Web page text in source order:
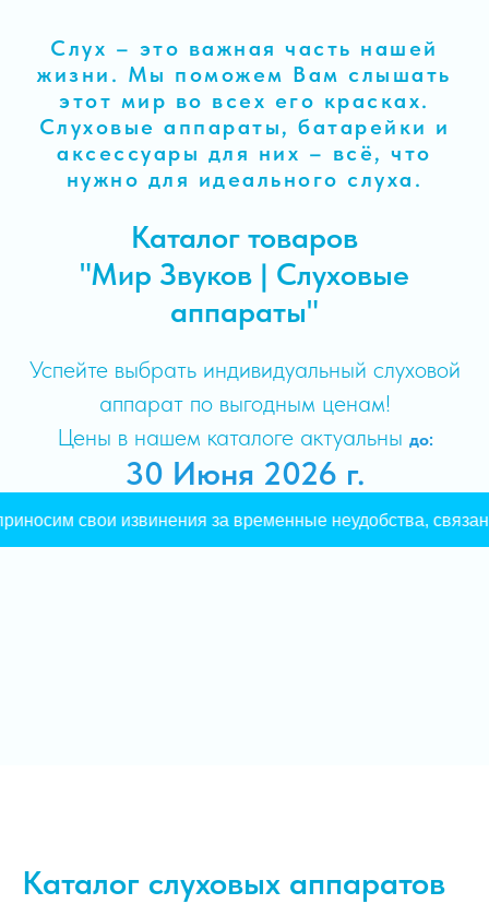
Слух – это важная часть нашей
жизни. Мы поможем Вам слышать
этот мир во всех его красках.
Слуховые аппараты, батарейки и
аксессуары для них – всё, что
нужно для идеального слуха.
Каталог товаров
"Мир Звуков | Слуховые
аппараты"
Успейте выбрать индивидуальный слуховой
аппарат по выгодным ценам!
Цены в нашем каталоге актуальны до:
30 Июня 2026 г.
свои извинения за временные неудобства,
Каталог слуховых аппаратов